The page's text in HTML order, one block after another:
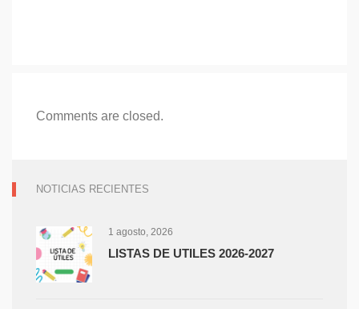
Comments are closed.
NOTICIAS RECIENTES
1 agosto, 2026
LISTAS DE UTILES 2026-2027